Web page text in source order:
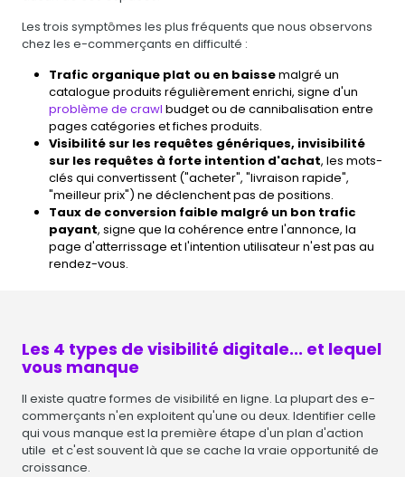
Les trois symptômes les plus fréquents que nous observons
chez les e-commerçants en difficulté :
Trafic organique plat ou en baissemalgré un
catalogue produits régulièrement enrichi, signe d'un
problème de crawl budget ou de cannibalisation entre
pages catégories et fiches produits.
Visibilité sur les requêtes génériques, invisibilité
sur les requêtes à forte intention d'achat, les mots-
clés qui convertissent ("acheter", "livraison rapide",
"meilleur prix") ne déclenchent pas de positions.
Taux de conversion faible malgré un bon trafic
payant, signe que la cohérence entre l'annonce, la
page d'atterrissage et l'intention utilisateur n'est pas au
rendez-vous.
Les 4 types de visibilité digitale... et lequel
vous manque
Il existe quatre formes de visibilité en ligne. La plupart des e-
commerçants n'en exploitent qu'une ou deux. Identifier celle
qui vous manque est la première étape d'un plan d'action
utile et c'est souvent là que se cache la vraie opportunité de
croissance.